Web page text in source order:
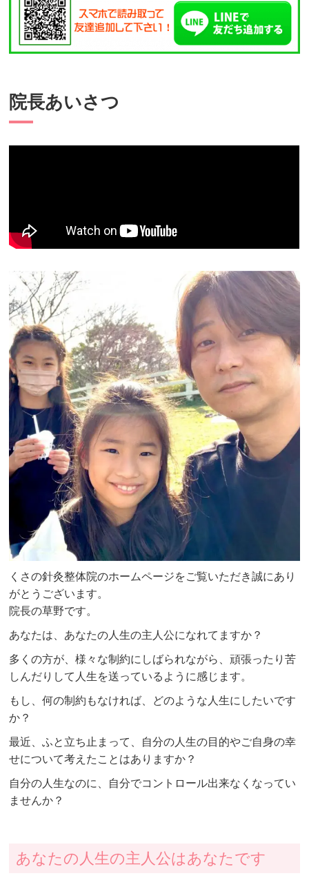
院長あいさつ
くさの針灸整体院のホームページをご覧いただき誠にあり
がとうございます。
院長の草野です。
あなたは、あなたの人生の主人公になれてますか？
多くの方が、様々な制約にしばられながら、頑張ったり苦
しんだりして人生を送っているように感じます。
もし、何の制約もなければ、どのような人生にしたいです
か？
最近、ふと立ち止まって、自分の人生の目的やご自身の幸
せについて考えたことはありますか？
自分の人生なのに、自分でコントロール出来なくなってい
ませんか？
あなたの人生の主人公はあなたです